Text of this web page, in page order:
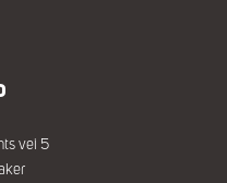
vei 5